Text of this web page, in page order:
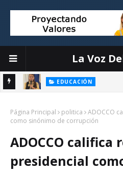
La Voz
EDUCACIÓN
Página Principal politica
ADOCCO
como sinónimo de corrupción
ADOCCO califica
presidencial